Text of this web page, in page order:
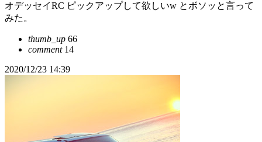
オデッセイRC ピックアップして欲しいw とボソッと言って
みた。
thumb_up 66
comment14
2020/12/23 14:39